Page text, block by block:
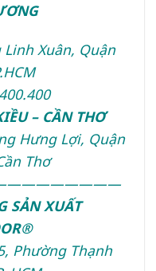
Xuân, Quận
– CẦN THƠ
Hưng Lợi, Quận
Thơ
SẢN XUẤT
Phường Thạnh